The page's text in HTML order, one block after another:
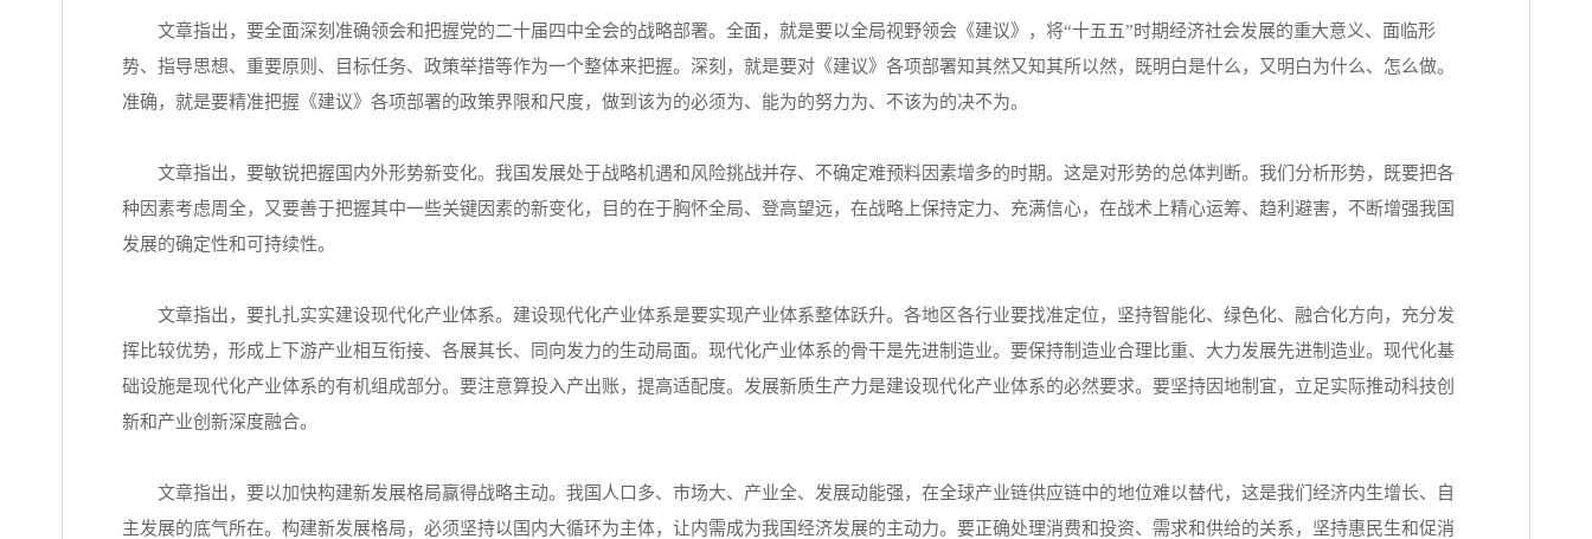
文章指出，要全面深刻准确领会和把握党的二十届四中全会的战略部署。全面，就是要以全局视野领会《建议》，将“十五五”时期经济社会发展的重大意义、面临形
势、指导思想、重要原则、目标任务、政策举措等作为一个整体来把握。深刻，就是要对《建议》各项部署知其然又知其所以然，既明白是什么，又明白为什么、怎么做。
准确，就是要精准把握《建议》各项部署的政策界限和尺度，做到该为的必须为、能为的努力为、不该为的决不为。
文章指出，要敏锐把握国内外形势新变化。我国发展处于战略机遇和风险挑战并存、不确定难预料因素增多的时期。这是对形势的总体判断。我们分析形势，既要把各
种因素考虑周全，又要善于把握其中一些关键因素的新变化，目的在于胸怀全局、登高望远，在战略上保持定力、充满信心，在战术上精心运筹、趋利避害，不断增强我国
发展的确定性和可持续性。
文章指出，要扎扎实实建设现代化产业体系。建设现代化产业体系是要实现产业体系整体跃升。各地区各行业要找准定位，坚持智能化、绿色化、融合化方向，充分发
挥比较优势，形成上下游产业相互衔接、各展其长、同向发力的生动局面。现代化产业体系的骨干是先进制造业。要保持制造业合理比重、大力发展先进制造业。现代化基
础设施是现代化产业体系的有机组成部分。要注意算投入产出账，提高适配度。发展新质生产力是建设现代化产业体系的必然要求。要坚持因地制宜，立足实际推动科技创
新和产业创新深度融合。
文章指出，要以加快构建新发展格局赢得战略主动。我国人口多、市场大、产业全、发展动能强，在全球产业链供应链中的地位难以替代，这是我们经济内生增长、自
主发展的底气所在。构建新发展格局，必须坚持以国内大循环为主体，让内需成为我国经济发展的主动力。要正确处理消费和投资、需求和供给的关系，坚持惠民生和促消